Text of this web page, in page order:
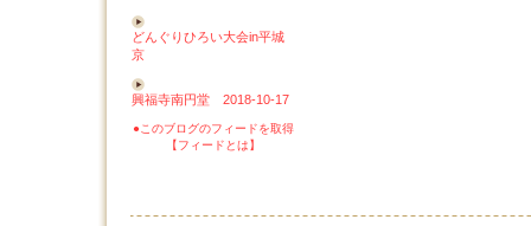
どんぐりひろい大会in平城
京
興福寺南円堂 2018-10-17
●このブログのフィードを取得
【フィードとは】